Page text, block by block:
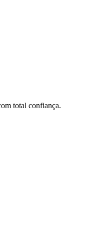
total confiança.